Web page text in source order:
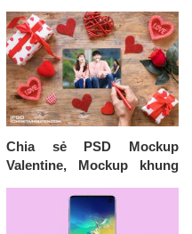
Chia sẻ PSD Mockup
Valentine, Mockup khung